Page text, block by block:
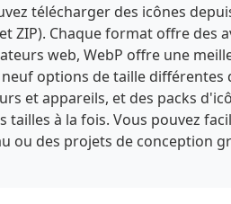
télécharger des icônes
ZIP). Chaque format offre des
web, WebP offre une
options de taille différentes
et appareils, et des packs
tailles à la fois. Vous pouvez
ou des projets de conception